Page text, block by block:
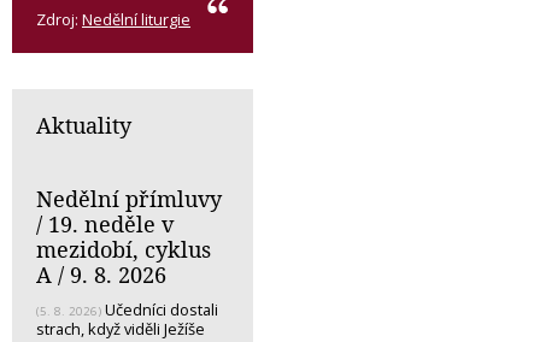
Zdroj: Nedělní liturgie
Aktuality
Nedělní přímluvy
/ 19. neděle v
mezidobí, cyklus
A / 9. 8. 2026
(5. 8. 2026) Učedníci dostali
strach, když viděli Ježíše